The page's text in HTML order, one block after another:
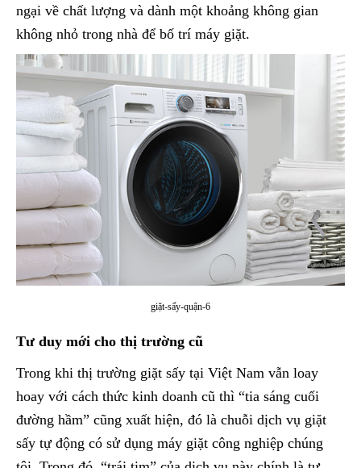
ngại về chất lượng và dành một khoảng không gian
không nhỏ trong nhà để bố trí máy giặt.
giặt-sấy-quận-6
Tư duy mới cho thị trường cũ
Trong khi thị trường giặt sấy tại Việt Nam vẫn loay
hoay với cách thức kinh doanh cũ thì “tia sáng cuối
đường hầm” cũng xuất hiện, đó là chuỗi dịch vụ giặt
sấy tự động có sử dụng máy giặt công nghiệp chúng